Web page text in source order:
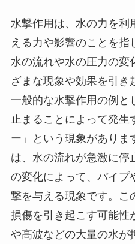
水撃作用は、水の力を利
える力や影響のことを指
水の流れや水の圧力の変
ざまな現象や効果を引き
一般的な水撃作用の例と
止まることによって発生
ー」という現象がありま
は、水の流れが急激に停
の変化によって、パイプ
撃を与える現象です。こ
損傷を引き起こす可能性
や高波などの大量の水が